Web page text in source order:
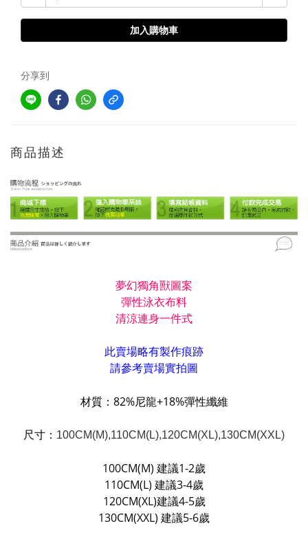
加入購物車
分享到
商品描述
夢幻獨角獸圖案
彈性泳衣布料
清涼連身一件式
此賣場略有製作痕跡
請參考賣場實拍圖
材質：82%尼龍+18%彈性纖維
尺寸： 100CM(M),110CM(L),120CM(XL),130CM(XXL)
100CM(M) 建議1-2歲
110CM(L) 建議3-4歲
120CM(XL)建議4-5歲
130CM(XXL) 建議5-6歲